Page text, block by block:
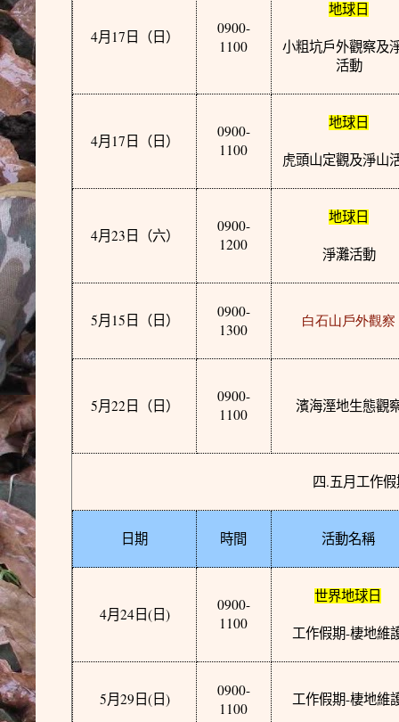
4月 17 日 （日）
0900-
1100
地球日
小粗坑戶外觀察及
活動
4月 17 日 （日）
0900-
1100
地球日
虎頭山定觀及淨山
4月23 日 （六）
0900-
1200
地球日
淨灘活動
5月 15 日 （日）
0900-
1300
白石山戶外觀察
5月22 日 （日）
0900-
1100
濱海溼地生態觀
四.五月工作假
日期 時間 活動名稱
4月24日(日)
0900-
1100
世界地球日
工作假期-棲地維
5月29 日(日)
0900-
1100
工作假期-棲地維